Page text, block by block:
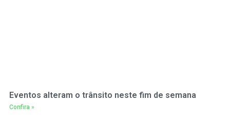
Eventos alteram o trânsito neste fim de semana
Confira »